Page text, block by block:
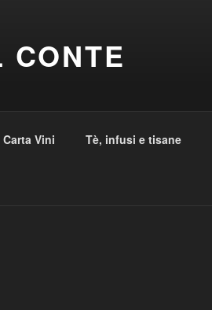
CONTE
Carta Vini Tè, infusi e tisane